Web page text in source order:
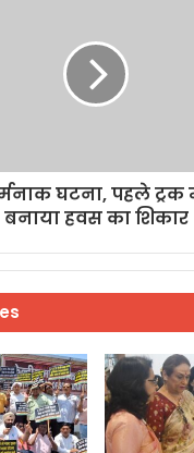
घटना, पहले ट्रक
बनाया हवस का शिकार